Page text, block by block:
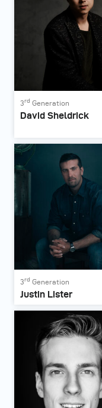
3rd Generation
David Sheldrick
3rd Generation
Justin Lister